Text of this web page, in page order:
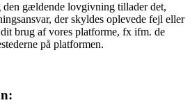
gældende lovgivning tillader det,
der skyldes oplevede fejl eller
brug af vores platforme, fx ifm. de
på platformen.